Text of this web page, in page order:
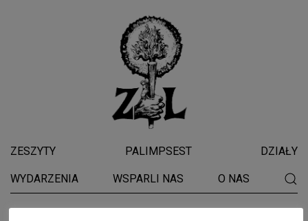
ZESZYTY PALIMPSEST DZIAŁY
WYDARZENIA WSPARLI NAS O NAS